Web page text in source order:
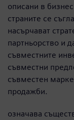
описани в
страните се
насърчават
партньорство и
съвместните
съвместни
съвместен
продажби.
означава